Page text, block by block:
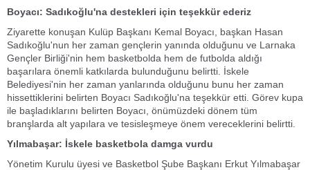
Boyacı: Sadıkoğlu'na destekleri için teşekkür ederiz
Ziyarette konuşan Kulüp Başkanı Kemal Boyacı, başkan Hasan
Sadıkoğlu'nun her zaman gençlerin yanında olduğunu ve Larnaka
Gençler Birliği'nin hem basketbolda hem de futbolda aldığı
başarılara önemli katkılarda bulunduğunu belirtti. İskele
Belediyesi'nin her zaman yanlarında olduğunu bunu her zaman
hissettiklerini belirten Boyacı Sadıkoğlu'na teşekkür etti. Görev kupa
ile başladıklarını belirten Boyacı, önümüzdeki dönem tüm
branşlarda alt yapılara ve tesisleşmeye önem vereceklerini belirtti.
Yılmabaşar: İskele basketbola damga vurdu
Yönetim Kurulu üyesi ve Basketbol Şube Başkanı Erkut Yılmabaşar